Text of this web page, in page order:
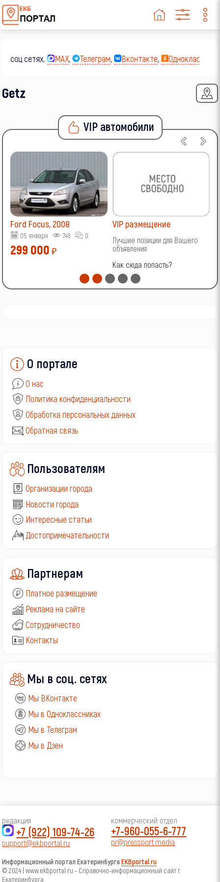
Volvo
УАЗ
соц сетях. MAX, Телеграм, Вконтакте, Однокласники
Getz
VIP автомобили
Ford Focus, 2008
05 января 748 0
299 000 ₽
VIP размещение
Лучшие позиции для Вашего
объявления
Как сюда попасть?
О портале
О нас
Политика конфиденциальности
Обработка персональных данных
Обратная связь
Пользователям
Организации города
Новости города
Интересные статьи
Достопримечательности
Партнерам
Платное размещение
Реклама на сайте
Сотрудничество
Контакты
Мы в соц. сетях
Мы ВКонтакте
Мы в Одноклассниках
Мы в Телеграм
Мы в Дзен
редакция
+7 (922) 109-74-26
support@ekbportal.ru
коммерческий отдел
+7-960-055-6-777
pr@pressport.media
Информационный портал ЕкатеринбургаEKBportal.ru
© 2024 | www.ekbportal.ru - Справочно-информационный сайт г.
Екатеринбурга